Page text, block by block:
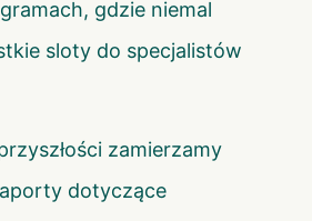
gdzie niemal
sloty do specjalistów
zamierzamy
dotyczące